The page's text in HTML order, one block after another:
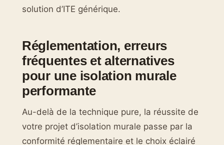
solution d’ITE générique.
Réglementation, erreurs
fréquentes et alternatives
pour une isolation murale
performante
Au-delà de la technique pure, la réussite de
votre projet d’isolation murale passe par la
conformité réglementaire et le choix éclairé